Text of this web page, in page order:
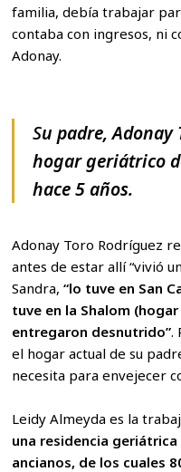
familia, debía trabajar
contaba con ingresos, ni
Adonay.
Su padre, Adonay
hogar geriátrico
hace 5 años.
Adonay Toro Rodríguez
antes de estar allí “vivió
Sandra,“lo tuve en San
tuve en la Shalom
entregaron desnutrido”.
el hogar actual de su
necesita para envejecer
Leidy Almeyda es la
una residencia
ancianos, de los cuales